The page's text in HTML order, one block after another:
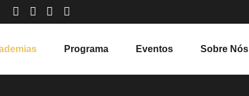
Programa Eventos Sobre Nós